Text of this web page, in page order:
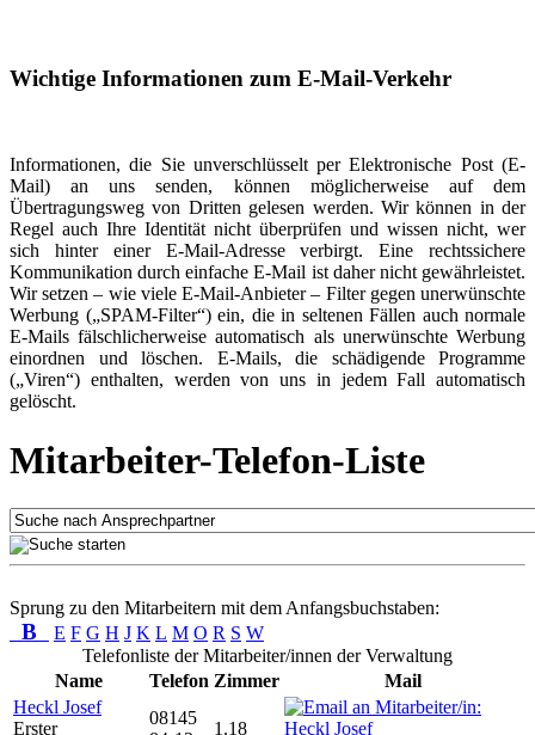
Wichtige Informationen zum E-Mail-Verkehr
Informationen, die Sie unverschlüsselt per Elektronische Post (E-
Mail) an uns senden, können möglicherweise auf dem
Übertragungsweg von Dritten gelesen werden. Wir können in der
Regel auch Ihre Identität nicht überprüfen und wissen nicht, wer
sich hinter einer E-Mail-Adresse verbirgt. Eine rechtssichere
Kommunikation durch einfache E-Mail ist daher nicht gewährleistet.
Wir setzen – wie viele E-Mail-Anbieter – Filter gegen unerwünschte
Werbung („SPAM-Filter“) ein, die in seltenen Fällen auch normale
E-Mails fälschlicherweise automatisch als unerwünschte Werbung
einordnen und löschen. E-Mails, die schädigende Programme
(„Viren“) enthalten, werden von uns in jedem Fall automatisch
gelöscht.
Mitarbeiter-Telefon-Liste
Sprung zu den Mitarbeitern mit dem Anfangsbuchstaben:
B E F G H J K L M O R S W
Telefonliste der Mitarbeiter/innen der Verwaltung
Name
Telefon Zimmer
Mail
Heckl Josef
Erster
08145
1.18